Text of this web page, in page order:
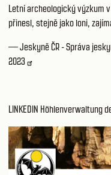
Letní archeologický výzkum
přinesl, stejně jako loni,
— Jeskyně ČR - Správa
2023
LINKEDIN Höhlenverwaltung